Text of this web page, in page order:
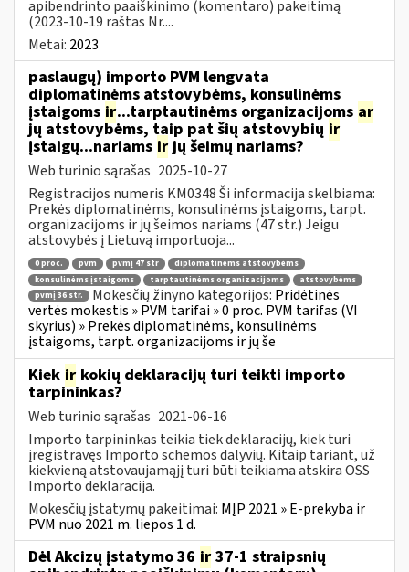
apibendrinto paaiškinimo (komentaro) pakeitimą
(2023-10-19 raštas Nr....
Metai: 2023
paslaugų) importo PVM lengvata
diplomatinėms atstovybėms, konsulinėms
įstaigoms ir...tarptautinėms organizacijoms ar
jų atstovybėms, taip pat šių atstovybių ir
įstaigų...nariams irjų šeimų nariams?
Web turinio sąrašas 2025-10-27
Registracijos numeris KM0348 Ši informacija skelbiama:
Prekės diplomatinėms, konsulinėms įstaigoms, tarpt.
organizacijoms ir jų šeimos nariams (47 str.) Jeigu
atstovybės į Lietuvą importuoja...
0 proc. pvm pvmį 47 str
diplomatinėms atstovybėms
konsulinėms įstaigoms
tarptautinėms organizacijoms
atstovybėms
pvmį 36 str.
Mokesčių žinyno kategorijos: Pridėtinės
vertės mokestis » PVM tarifai » 0 proc. PVM tarifas (VI
skyrius) » Prekės diplomatinėms, konsulinėms
įstaigoms, tarpt. organizacijoms ir jų še
Kiek ir kokių deklaracijų turi teikti importo
tarpininkas?
Web turinio sąrašas 2021-06-16
Importo tarpininkas teikia tiek deklaracijų, kiek turi
įregistravęs Importo schemos dalyvių. Kitaip tariant, už
kiekvieną atstovaujamąjį turi būti teikiama atskira OSS
Importo deklaracija.
Mokesčių įstatymų pakeitimai: MĮP 2021 » E-prekyba ir
PVM nuo 2021 m. liepos 1 d.
Dėl Akcizų įstatymo 36 ir 37-1 straipsnių